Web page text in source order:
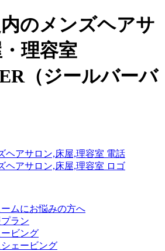
のメンズヘアサ
理容室
（ジールバーバ
ムにお悩みの方へ
ラン
ビング
ェービング